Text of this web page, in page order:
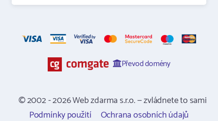
Převod domény
© 2002 - 2026 Web zdarma s.r.o. — zvládnete to sami
Podmínky použití
Ochrana osobních údajů